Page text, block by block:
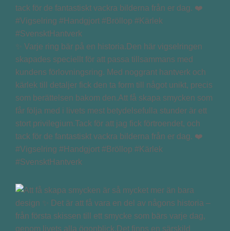
✨ Varje ring bär på en historia.Den här vigselringen
skapades speciellt för att passa tillsammans med
kundens förlovningsring. Med noggrant hantverk och
kärlek till detaljer fick den ta form till något unikt, precis
som berättelsen bakom den.Att få skapa smycken som
får följa med i livets mest betydelsefulla stunder är ett
stort privilegium.Tack för att jag fick förtroendet, och
tack för de fantastiskt vackra bilderna från er dag. ❤️
#Vigselring #Handgjort #Bröllop #Kärlek
#SvensktHantverk